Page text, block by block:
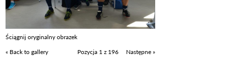
Ściągnij oryginalny obrazek
« Back to gallery
Pozycja 1 z 196 Następne »